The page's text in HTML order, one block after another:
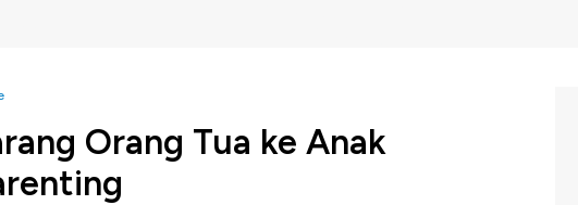
Orang Tua ke Anak